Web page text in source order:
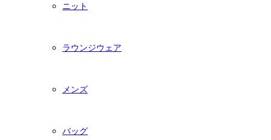
ニット
ラウンジウェア
メンズ
バッグ